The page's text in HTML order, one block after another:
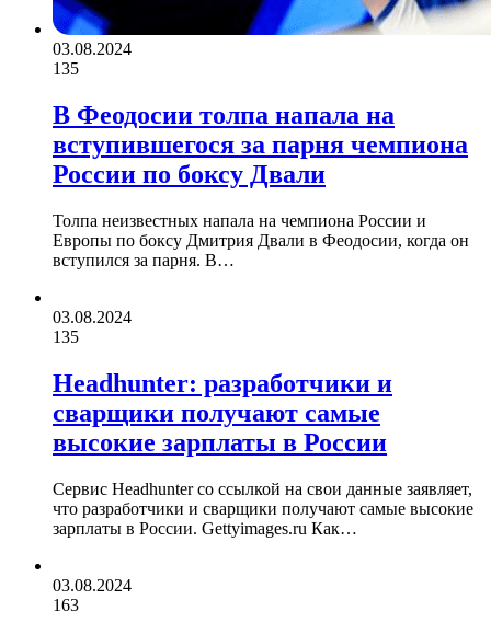
03.08.2024
135
В Феодосии толпа напала на
вступившегося за парня чемпиона
России по боксу Двали
Толпа неизвестных напала на чемпиона России и
Европы по боксу Дмитрия Двали в Феодосии, когда он
вступился за парня. В…
03.08.2024
135
Headhunter: разработчики и
сварщики получают самые
высокие зарплаты в России
Сервис Headhunter со ссылкой на свои данные заявляет,
что разработчики и сварщики получают самые высокие
зарплаты в России. Gettyimages.ru Как…
03.08.2024
163